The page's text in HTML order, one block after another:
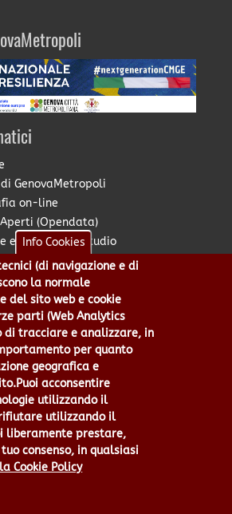
GenovaMetropoli
on-line
(Opendata)
e Diritto allo Studio
Territoriale
Metropolitano
Appaltante
e istanze online
Genova - Piazzale Mazzini 2 -16122 -
- P.Iva: 00949170104 | Codice IPA: cmge
Fax 010 5499244 URP 010 5499456
800 509420 | P.E.C.:
|Note Legali
Info Cookies
(di navigazione e di
la normale
del sito web e cookie
parti (Web Analytics
di tracciare e analizzare, in
per quanto
geografica e
acconsentire
utilizzando il
utilizzando il
liberamente prestare,
consenso, in qualsiasi
Cookie Policy